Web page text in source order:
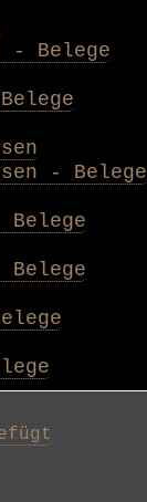
- Belege
- Belege
Belege